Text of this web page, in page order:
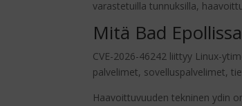
varastetuilla tunnuksilla,
Mitä Bad
CVE-2026-46242 liittyy Linux-
palvelimet, sovelluspalvelimet,
Haavoittuvuuden tekninen ydin